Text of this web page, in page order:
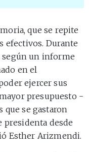
que se repite
efectivos. Durante
según un informe
en el
ejercer sus
presupuesto -
que se gastaron
presidenta desde
Esther Arizmendi.